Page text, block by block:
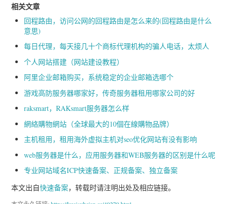
相关文章
回程路由，访问公网的回程路由是怎么来的(回程路由是什么
意思)
每日代理，每天接几十个商标代理机构的骗人电话，太烦人
个人网站搭建（网站建设教程）
阿里企业邮箱购买，系统稳定的企业邮箱选哪个
游戏高防服务器哪家好，传奇服务器租用哪家公司的好
raksmart，RAKsmart服务器怎么样
網絡購物網站（全球最大的10個在線購物品牌）
主机租用，租用海外虚拟主机对seo优化网站有没有影响
web服务器是什么，应用服务器和WEB服务器的区别是什么呢
专业网站域名ICP快速备案、正规备案、独立备案
本文出自快速备案，转载时请注明出处及相应链接。